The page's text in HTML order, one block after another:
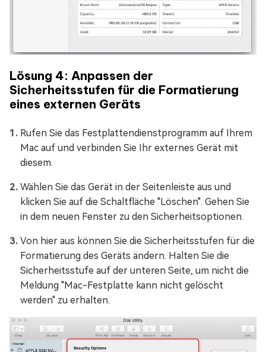
Lösung 4: Anpassen der
Sicherheitsstufen für die Formatierung
eines externen Geräts
Rufen Sie das Festplattendienstprogramm auf Ihrem
Mac auf und verbinden Sie Ihr externes Gerät mit
diesem.
Wählen Sie das Gerät in der Seitenleiste aus und
klicken Sie auf die Schaltfläche "Löschen". Gehen Sie
in dem neuen Fenster zu den Sicherheitsoptionen.
Von hier aus können Sie die Sicherheitsstufen für die
Formatierung des Geräts ändern. Halten Sie die
Sicherheitsstufe auf der unteren Seite, um nicht die
Meldung "Mac-Festplatte kann nicht gelöscht
werden" zu erhalten.